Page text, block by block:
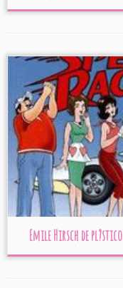
Emile Hirsch de pl?stico